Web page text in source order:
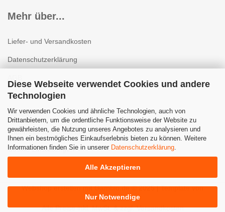
Diese Webseite verwendet Cookies und andere
Technologien
Wir verwenden Cookies und ähnliche Technologien, auch von
Drittanbietern, um die ordentliche Funktionsweise der Website zu
gewährleisten, die Nutzung unseres Angebotes zu analysieren und
Ihnen ein bestmögliches Einkaufserlebnis bieten zu können. Weitere
Informationen finden Sie in unserer Datenschutzerklärung
Alle Akzeptieren
Nur Notwendige
Mehr über...
Liefer- und Versandkosten
Datenschutzerklärung
Impressum
Kontakt
Widerrufsrecht & Muster-Widerrufsformular
Cookie Einstellungen
Webshop erstellenmit Gambio.de © 2025 | Template von
JungCreative.
Alle Preise inkl. MwSt. & zzgl. Versandkosten